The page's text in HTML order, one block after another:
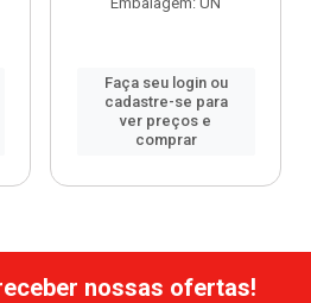
Faça seu login ou
cadastre-se para
ver preços e
comprar
nossas ofertas!